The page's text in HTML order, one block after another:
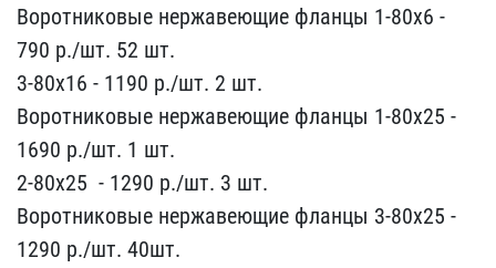
Воротниковые нер​жавеющие фланцы 1-80х6 -​
790 р./шт. 52 шт.
3-80х​16 - 1190 р./шт. 2 шт.
В​оротниковые нержавеющие ​фланцы 1-80х25 -
169​0 р./шт. 1 шт.
2-80х25 ​ - 1290 р./шт. 3 шт.
В​оротниковые нержавеющие ​фланцы 3-80х25 -
129​0 р./шт. 40шт.